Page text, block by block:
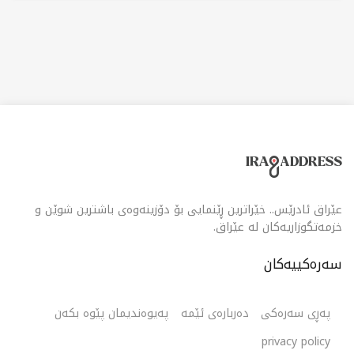
عێراق ئادرێس.. خێراترین ڕێنمایی بۆ دۆزینەوەی باشترین شوێن و
خزمەتگوزاریەکان لە عێراق.
سەرەکییەکان
پەڕی سەرەکی دەربارەی ئێمە
پەیوەندیمان پێوە بکەن
privacy policy